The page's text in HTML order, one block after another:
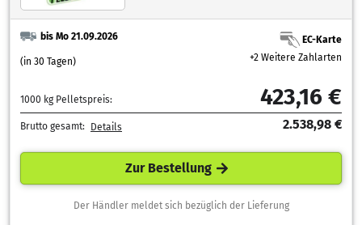
bis Mo 21.09.2026
(in 30 Tagen)
EC-Karte
+2 Weitere Zahlarten
1000 kg Pelletspreis: 423,16 €
Brutto gesamt: Details 2.538,98 €
Zur Bestellung
Der Händler meldet sich bezüglich der Lieferung